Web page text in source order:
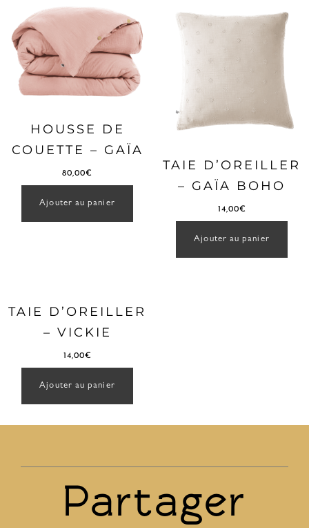
HOUSSE DE
COUETTE – GAÏA
80,00€
Ajouter au panier
TAIE D’OREILLER
– GAÏA BOHO
14,00€
Ajouter au panier
TAIE D’OREILLER
– VICKIE
14,00€
Ajouter au panier
Partager